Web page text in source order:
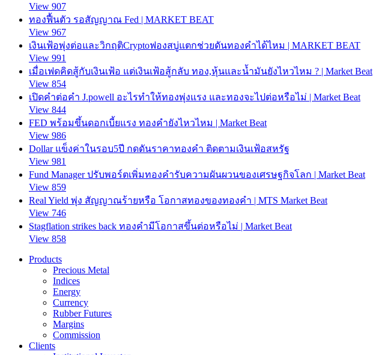
View 907
ทองฟื้นตัว รอสัญญาณ Fed | MARKET BEAT
View 967
เงินเฟ้อพุ่งต่อและวิกฤติCryptoฟองสบู่แตกช่วยดันทองคำได้ไหม | MARKET BEAT
View 991
เมื่อเฟดคิดสู้กับเงินเฟ้อ แต่เงินเฟ้อสู้กลับ ทอง,หุ้นและน้ำมันยังไหวไหม ? | Market Beat
View 854
เปิดคำต่อคำ J.powell อะไรทำให้ทองพุ่งแรง และทองจะไปต่อหรือไม่ | Market Beat
View 844
FED พร้อมขึ้นดอกเบี้ยแรง ทองคำยังไหวไหม | Market Beat
View 986
Dollar แข็งค่าในรอบ5ปี กดดันราคาทองคำ ติดตามเงินเฟ้อสหรัฐ
View 981
Fund Manager ปรับพอร์ตเพิ่มทองคำรับความผันผวนของเศรษฐกิจโลก | Market Beat
View 859
Real Yield พุ่ง สัญญาณร้ายหรือ โอกาสทองของทองคำ | MTS Market Beat
View 746
Stagflation strikes back ทองคำมีโอกาสขึ้นต่อหรือไม่ | Market Beat
View 858
Products
Precious Metal
Indices
Energy
Currency
Rubber Futures
Margins
Commission
Clients